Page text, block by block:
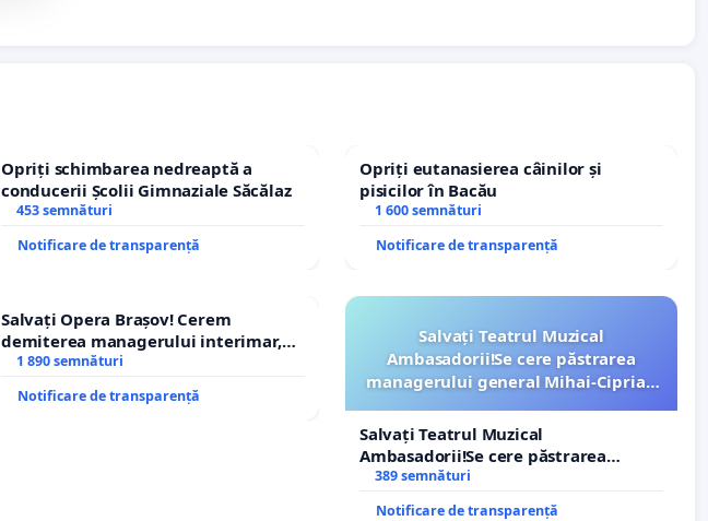
Opriți schimbarea nedreaptă a
conducerii Școlii Gimnaziale Săcălaz
453 semnături
Notificare de transparență
Opriți eutanasierea câinilor și
pisicilor în Bacău
1 600 semnături
Notificare de transparență
Salvați Opera Brașov! Cerem
demiterea managerului interimar,
Petrean Lucian-Marius!
1 890 semnături
Notificare de transparență
Salvați Teatrul Muzical
Ambasadorii!Se cere păstrarea
managerului general Mihai-Ciprian
Salvați Teatrul Muzical
Ambasadorii!Se cere păstrarea
managerului general Mihai-Ciprian
389 semnături
Notificare de transparență